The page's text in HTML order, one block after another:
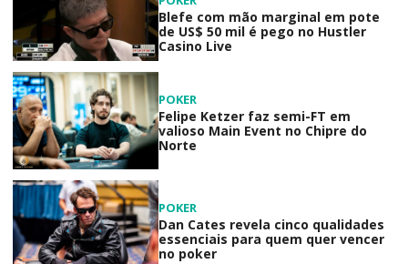
Blefe com mão marginal em pote
de US$ 50 mil é pego no Hustler
Casino Live
POKER
Felipe Ketzer faz semi-FT em
valioso Main Event no Chipre do
Norte
POKER
Dan Cates revela cinco qualidades
essenciais para quem quer vencer
no poker